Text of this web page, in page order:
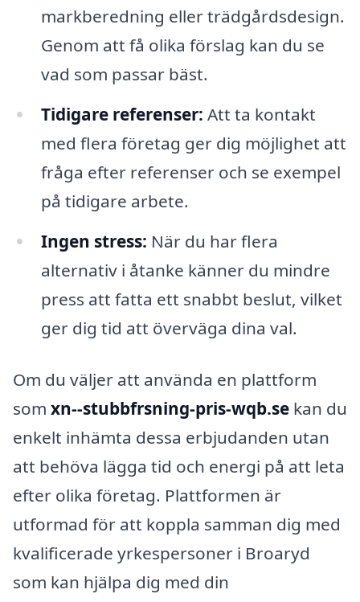
markberedning eller trädgårdsdesign.
Genom att få olika förslag kan du se
vad som passar bäst.
Tidigare referenser: Att ta kontakt
med flera företag ger dig möjlighet att
fråga efter referenser och se exempel
på tidigare arbete.
Ingen stress: När du har flera
alternativ i åtanke känner du mindre
press att fatta ett snabbt beslut, vilket
ger dig tid att överväga dina val.
Om du väljer att använda en plattform
som xn--stubbfrsning-pris-wqb.se kan du
enkelt in­hämta dessa erbjudanden utan
att behöva lägga tid och energi på att leta
efter olika företag. Plattformen är
utformad för att koppla samman dig med
kvalificerade yrkespersoner i Broaryd
som kan hjälpa dig med din